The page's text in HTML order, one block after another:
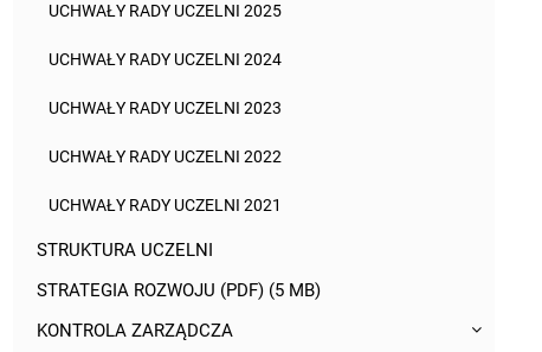
UCHWAŁY RADY UCZELNI 2025
UCHWAŁY RADY UCZELNI 2024
UCHWAŁY RADY UCZELNI 2023
UCHWAŁY RADY UCZELNI 2022
UCHWAŁY RADY UCZELNI 2021
STRUKTURA UCZELNI
STRATEGIA ROZWOJU (PDF) (5 MB)
KONTROLA ZARZĄDCZA